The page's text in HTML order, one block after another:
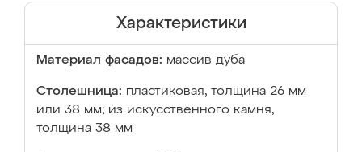
Характеристики
Материал фасадов: массив дуба
Столешница: пластиковая, толщина 26 мм
или 38 мм; из искусственного камня,
толщина 38 мм